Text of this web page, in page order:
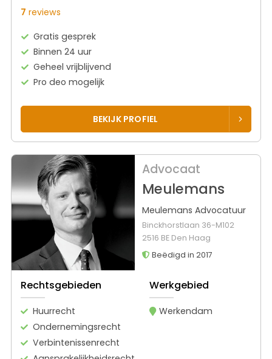
7 reviews
Gratis gesprek
Binnen 24 uur
Geheel vrijblijvend
Pro deo mogelijk
BEKIJK PROFIEL
Advocaat
Meulemans
Meulemans Advocatuur
Binckhorstlaan 36-M102
2516 BE Den Haag
Beëdigd in 2017
Rechtsgebieden
Huurrecht
Ondernemingsrecht
Verbintenissenrecht
Werkgebied
Werkendam